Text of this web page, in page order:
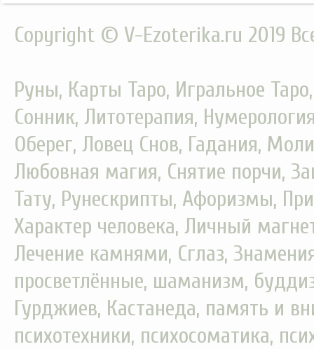
Copyright © V-Ezoterika.ru 2019
Руны, Карты Таро, Игральное
Сонник, Литотерапия,
Оберег, Ловец Снов, Гадания,
Любовная магия, Снятие порчи,
Тату, Рунескрипты, Афоризмы,
Характер человека, Личный
Лечение камнями, Сглаз,
просветлённые, шаманизм,
Гурджиев, Кастанеда, память и
психотехники, психосоматика,